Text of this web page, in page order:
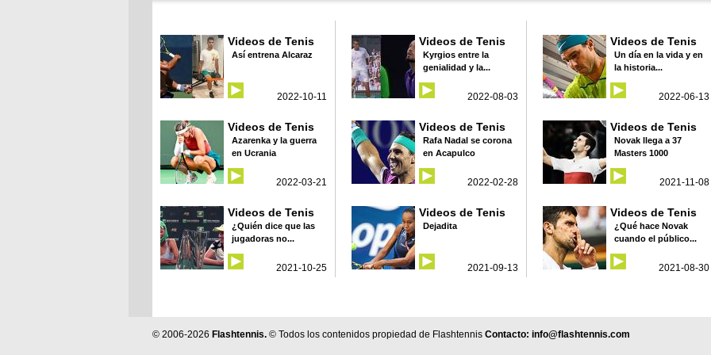
Videos de Tenis
Así entrena Alcaraz
2022-10-11
Videos de Tenis
Kyrgios entre la
genialidad y la...
2022-08-03
Videos de Tenis
Un día en la vida y en
la historia...
2022-06-13
Videos de Tenis
Azarenka y la guerra
en Ucrania
2022-03-21
Videos de Tenis
Rafa Nadal se corona
en Acapulco
2022-02-28
Videos de Tenis
Novak llega a 37
Masters 1000
2021-11-08
Videos de Tenis
¿Quién dice que las
jugadoras no...
2021-10-25
Videos de Tenis
Dejadita
2021-09-13
Videos de Tenis
¿Qué hace Novak
cuando el público...
2021-08-30
© 2006-2026 Flashtennis. © Todos los contenidos propiedad de Flashtennis Contacto: info@flashtennis.com